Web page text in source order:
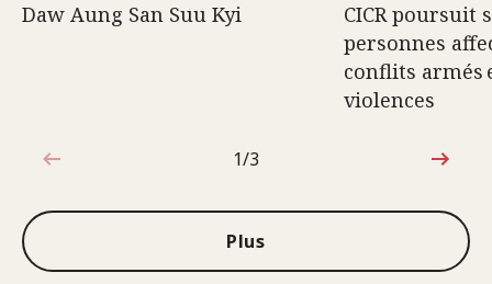
Daw Aung San Suu Kyi
CICR poursuit
personnes
conflits armés
violences
1sur3
1/3
Plus